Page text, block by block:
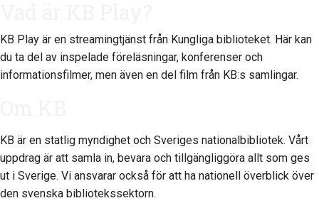
KB Play är en streamingtjänst från Kungliga biblioteket. Här kan
du ta del av inspelade föreläsningar, konferenser och
informationsfilmer, men även en del film från KB:s samlingar.
KB är en statlig myndighet och Sveriges nationalbibliotek. Vårt
uppdrag är att samla in, bevara och tillgängliggöra allt som ges
ut i Sverige. Vi ansvarar också för att ha nationell överblick över
den svenska bibliotekssektorn.